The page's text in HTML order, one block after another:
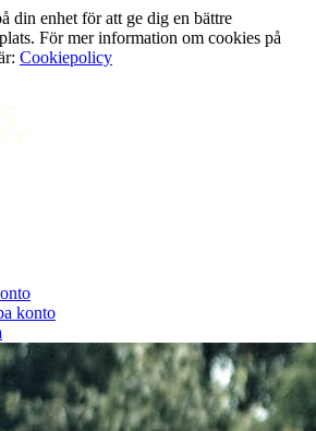
din enhet för att ge dig en bättre
För mer information om cookies på
Cookiepolicy
konto